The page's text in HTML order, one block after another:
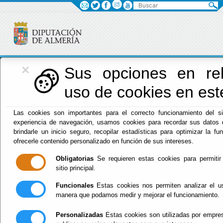
×
Sus opciones en
uso de cookies en
Las cookies son importantes para el correcto funcionamiento del
experiencia de navegación, usamos cookies para recordar sus
brindarle un inicio seguro, recopilar estadísticas para optimizar la
ofrecerle contenido personalizado en función de sus intereses.
Obligatorias Se requieren estas cookies para
sitio principal.
Funcionales Estas cookies nos permiten analizar el
manera que podamos medir y mejorar el funcionamiento.
Personalizadas Estas cookies son utilizadas por
Diputación
Inicio -Diputación - Perfil del Contratante.09-08-2026
12:52:46
Perfil de
contratante
Buscar